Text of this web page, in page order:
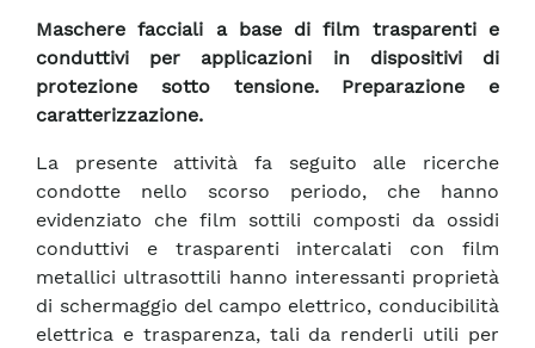
Maschere facciali a base di film trasparenti e
conduttivi per applicazioni in dispositivi di
protezione sotto tensione. Preparazione e
caratterizzazione.
La presente attività fa seguito alle ricerche
condotte nello scorso periodo, che hanno
evidenziato che film sottili composti da ossidi
conduttivi e trasparenti intercalati con film
metallici ultrasottili hanno interessanti proprietà
di schermaggio del campo elettrico, conducibilità
elettrica e trasparenza, tali da renderli utili per